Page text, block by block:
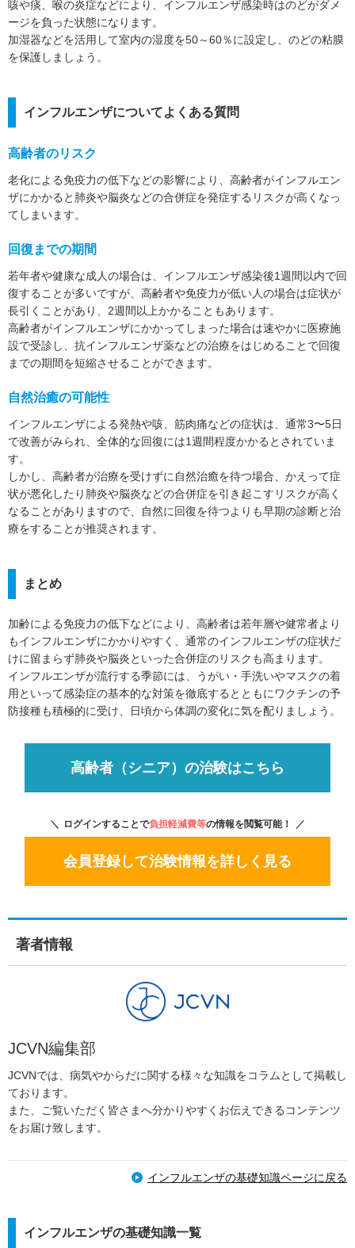
咳や痰、喉の炎症などにより、インフルエンザ感染時はのどがダメ
ージを負った状態になります。
加湿器などを活用して室内の湿度を50～60％に設定し、のどの粘膜
を保護しましょう。
インフルエンザについてよくある質問
高齢者のリスク
老化による免疫力の低下などの影響により、高齢者がインフルエン
ザにかかると肺炎や脳炎などの合併症を発症するリスクが高くなっ
てしまいます。
回復までの期間
若年者や健康な成人の場合は、インフルエンザ感染後1週間以内で回
復することが多いですが、高齢者や免疫力が低い人の場合は症状が
長引くことがあり、2週間以上かかることもあります。
高齢者がインフルエンザにかかってしまった場合は速やかに医療施
設で受診し、抗インフルエンザ薬などの治療をはじめることで回復
までの期間を短縮させることができます。
自然治癒の可能性
インフルエンザによる発熱や咳、筋肉痛などの症状は、通常3〜5日
で改善がみられ、全体的な回復には1週間程度かかるとされていま
す。
しかし、高齢者が治療を受けずに自然治癒を待つ場合、かえって症
状が悪化したり肺炎や脳炎などの合併症を引き起こすリスクが高く
なることがありますので、自然に回復を待つよりも早期の診断と治
療をすることが推奨されます。
まとめ
加齢による免疫力の低下などにより、高齢者は若年層や健常者より
もインフルエンザにかかりやすく、通常のインフルエンザの症状だ
けに留まらず肺炎や脳炎といった合併症のリスクも高まります。
インフルエンザが流行する季節には、うがい・手洗いやマスクの着
用といって感染症の基本的な対策を徹底するとともにワクチンの予
防接種も積極的に受け、日頃から体調の変化に気を配りましょう。
高齢者（シニア）の治験はこちら
ログインすることで負担軽減費等の情報を閲覧可能！
会員登録して治験情報を詳しく見る
著者情報
JCVN編集部
JCVNでは、病気やからだに関する様々な知識をコラムとして掲載し
ております。
また、ご覧いただく皆さまへ分かりやすくお伝えできるコンテンツ
をお届け致します。
インフルエンザの基礎知識ページに戻る
インフルエンザの基礎知識一覧